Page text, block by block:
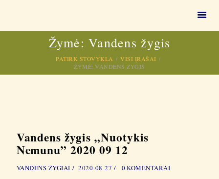
Žymė: Vandens žygis
PATIRK STOVYKLA
VISI ĮRAŠAI
ŽYMĖ: VANDENS ŽYGIS
VAIKŲ STOVYKLOS 🏕
Vasaros stovyklos vaikams, vasaros stovykla vaikams
PAGRINDINIS
1,2 % GPM
APIE MUS
VIDEO
Vandens žygis „Nuotykis
Nemunu” 2020 09 12
VANDENS ŽYGIAI 2020-08-27 0KOMENTARAI